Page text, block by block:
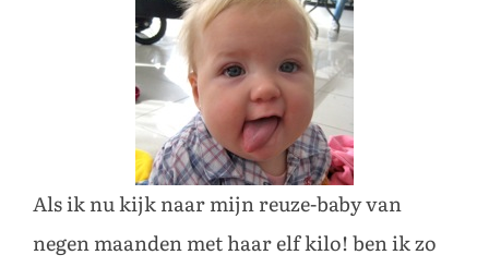
Als ik nu kijk naar mijn reuze-baby van
negen maanden met haar elf kilo! ben ik zo